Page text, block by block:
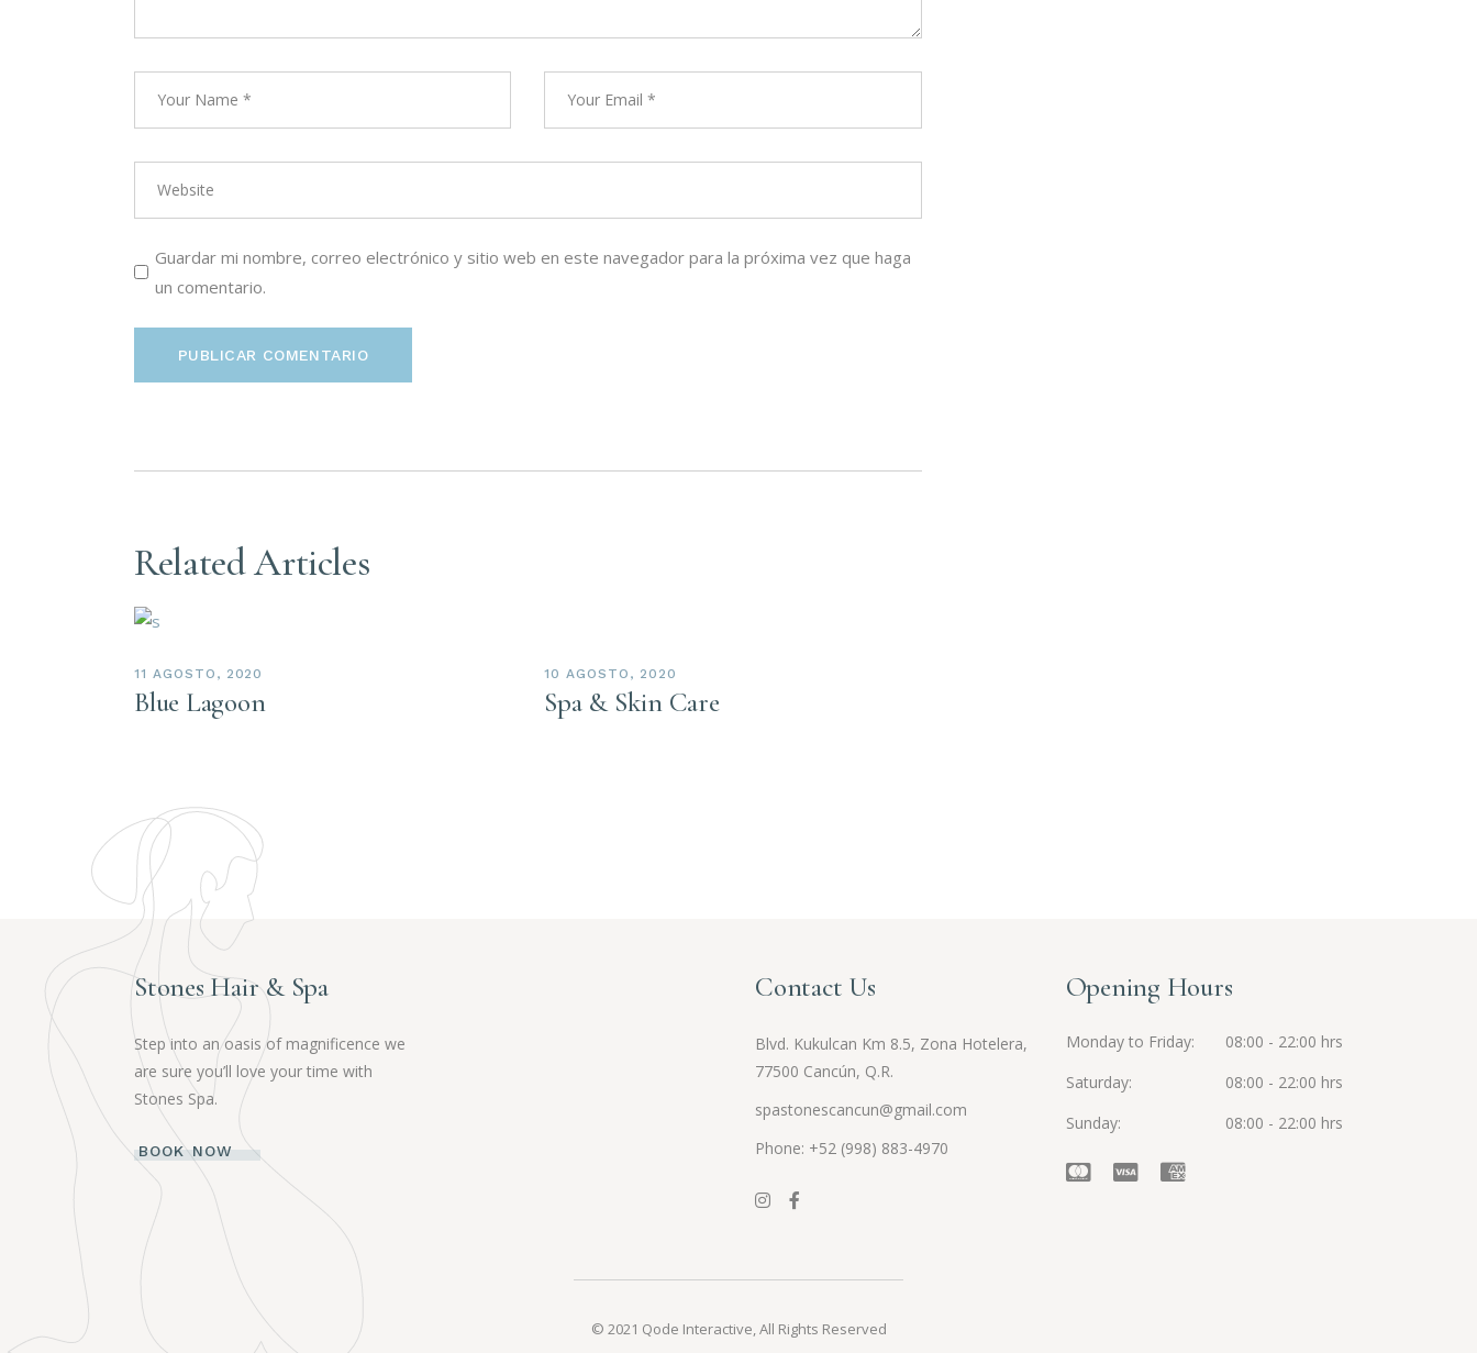
Guardar mi nombre, correo electrónico y sitio web en este navegador para la próxima vez que haga
un comentario.
PUBLICAR COMENTARIO
Related Articles
11 AGOSTO, 2020
Blue Lagoon
10 AGOSTO, 2020
Spa & Skin Care
Stones Hair & Spa
Step into an oasis of magnificence we
are sure you’ll love your time with
Stones Spa.
BOOK NOW
Contact Us
Blvd. Kukulcan Km 8.5, Zona Hotelera,
77500 Cancún, Q.R.
spastonescancun@gmail.com
Phone: +52 (998) 883-4970
Opening Hours
Monday to Friday
08:00 - 22:00 hrs
Saturday
08:00 - 22:00 hrs
Sunday
08:00 - 22:00 hrs
© 2021 Qode Interactive , All Rights Reserved